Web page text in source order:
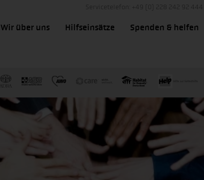
Wir über uns Hilfseinsätze Spenden & helfen